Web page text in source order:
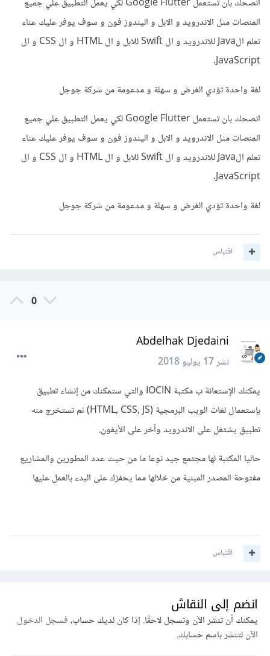
انصحك بان تستعمل Google Flutter لكي يعمل التطبيق علي جميع
المنصات مثل الاندرويد و الابل و اليندوز فون و سوف يوفر عليك عناء
تعلم الJava للاندرويد و ال Swift للابل و ال HTML و ال CSS و ال
JavaScript.
لغة واحدة تؤدي الغرض و سهلة و مدعومة من شركة جوجل
انصحك بان تستعمل Google Flutter لكي يعمل التطبيق علي جميع
المنصات مثل الاندرويد و الابل و اليندوز فون و سوف يوفر عليك عناء
تعلم الJava للاندرويد و ال Swift للابل و ال HTML و ال CSS و ال
JavaScript.
لغة واحدة تؤدي الغرض و سهلة و مدعومة من شركة جوجل
اقتباس
0
Abdelhak Djedaini
نشر17 يوليو 2018
يمكنك الإستعانة ب مكتبة IOCIN والتي ستمكنك من إنشاء تطبيق
بإستعمال لغات الويب البرمجية (HTML, CSS, JS) ثم تستخرج منه
تطبيق يشتغل على الاندرويد وآخر على الأيفون.
حاليا المكتبة لها مجتمع جيد نوعا ما من حيث عدد المطورين والمشاريع
مفتوحة المصدر المبنية من خلالها مما يحفزك على البدء بالعمل عليها
اقتباس
انضم إلى النقاش
يمكنك أن تنشر الآن وتسجل لاحقًا. إذا كان لديك حساب،فسجل الدخول
الآنلتنشر باسم حسابك.